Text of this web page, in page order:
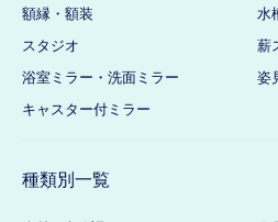
額縁・額装
水
スタジオ
薪
浴室ミラー・洗面ミラー
姿
キャスター付ミラー
種類別一覧